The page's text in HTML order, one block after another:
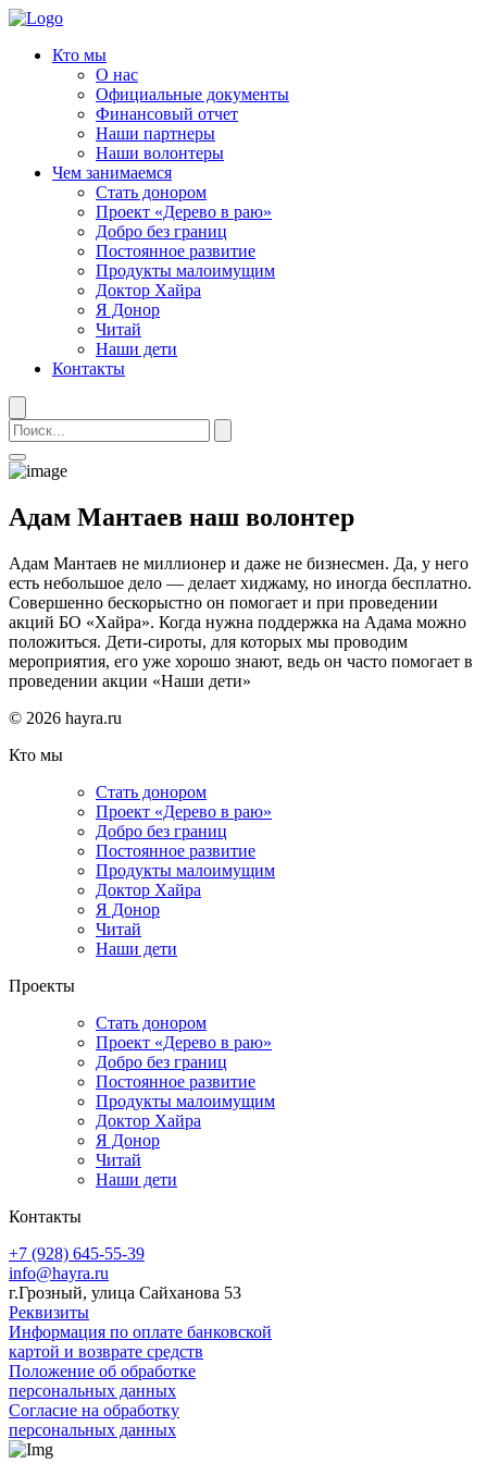
Кто мы
О нас
Официальные документы
Финансовый отчет
Наши партнеры
Наши волонтеры
Чем занимаемся
Стать донором
Проект «Дерево в раю»
Добро без границ
Постоянное развитие
Продукты малоимущим
Доктор Хайра
Я Донор
Читай
Наши дети
Контакты
Адам Мантаев наш волонтер
Адам Мантаев не миллионер и даже не бизнесмен. Да, у него
есть небольшое дело — делает хиджаму, но иногда бесплатно.
Совершенно бескорыстно он помогает и при проведении
акций БО «Хайра». Когда нужна поддержка на Адама можно
положиться. Дети-сироты, для которых мы проводим
мероприятия, его уже хорошо знают, ведь он часто помогает в
проведении акции «Наши дети»
© 2026 hayra.ru
Кто мы
Стать донором
Проект «Дерево в раю»
Добро без границ
Постоянное развитие
Продукты малоимущим
Доктор Хайра
Я Донор
Читай
Наши дети
Проекты
Стать донором
Проект «Дерево в раю»
Добро без границ
Постоянное развитие
Продукты малоимущим
Доктор Хайра
Я Донор
Читай
Наши дети
Контакты
+7 (928) 645-55-39
info@hayra.ru
г.Грозный, улица Сайханова 53
Реквизиты
Информация по оплате банковской
картой и возврате средств
Положение об обработке
персональных данных
Согласие на обработку
персональных данных